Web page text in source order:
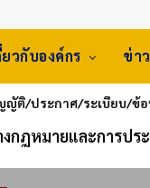
ยวกับองค์กร ข่า
ญัติ/ประกาศ/ระเบียบ/ข้อ
กฎหมายและการป